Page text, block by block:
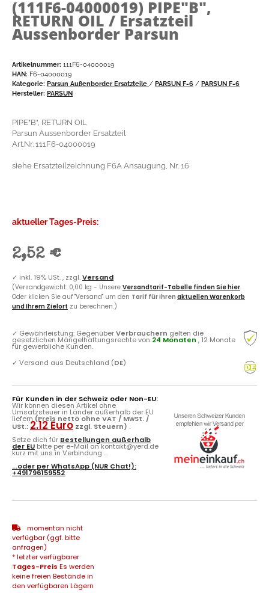
(111F6-04000019) PIPE"B",
RETURN OIL / Ersatzteil
Aussenborder Parsun
Artikelnummer: 111F6-04000019
HAN: F6-04000019
Kategorie: Parsun Außenborder Ersatzteile / PARSUN F-6 / PARSUN F-6
Hersteller: PARSUN
PIPE"B", RETURN OIL
Parsun Aussenborder Ersatzteil
Art.Nr. 111F6-04000019
siehe Ersatzteilzeichnung F6A Ansaugung, Nr. 16
aktueller Tages-Preis:
2,52 €
✓ inkl. 19% USt. , zzgl.Versand
(Versandgewicht: 0,00 kg - Unsere Versandtarif-Tabelle finden Sie hier.
Oder klicken Sie auf "Versand" um den Tarif für Ihren aktuellen Warenkorb
und Ihrem Zielort zu berechnen.)
✓ Gewährleistung: GegenüberVerbrauchern gelten die
gesetzlichen Mängelhaftungsrechte von 24 Monaten , 12 Monate
für gewerbliche Kunden.
✓ Versand aus Deutschland (DE)
Für Kunden in der Schweiz oder Non-EU:
Wir können diesen Artikel ohne
Umsatzsteuer in Länder außerhalb der EU
liefern (Preis netto ohne VAT / MwSt. /
USt.: 2.12 Euro zzgl. Steuern) .
Setze dich für Bestellungen außerhalb
der EU bitte per e-Mail an kontakt@yerd.de
kurz mit uns in Verbindung ...
...oder perWhatsApp (NUR Chat!):
+491796159552
momentan nicht
verfügbar (ggf. bitte
anfragen)
* letzter verfügbarer
Tages-Preis Es werden
keine freien Bestände in
den verfügbaren Lägern